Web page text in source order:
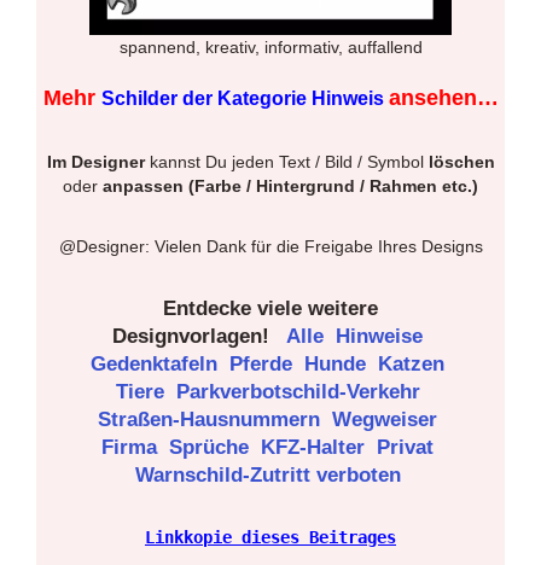
spannend, kreativ, informativ, auffallend
Mehr Schilder der Kategorie Hinweis ansehen…
Im Designerkannst Du jeden Text / Bild / Symbol löschen
oder anpassen (Farbe / Hintergrund / Rahmen etc.)
@Designer: Vielen Dank für die Freigabe Ihres Designs
Entdecke viele weitere
Designvorlagen!
Alle Hinweise
Gedenktafeln Pferde Hunde Katzen
Tiere Parkverbotschild-Verkehr
Straßen-Hausnummern Wegweiser
Firma Sprüche KFZ-Halter Privat
Warnschild-Zutritt verboten
Linkkopie dieses Beitrages